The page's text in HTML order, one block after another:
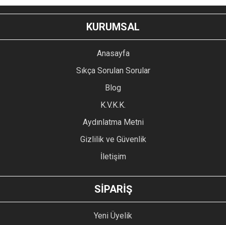
YORUM YAZ
Bu ürünün fiyat bilgisi, resim, ürün açıklamalarında ve diğer
konularda yetersiz gördüğünüz noktaları öneri formunu
kullanarak tarafımıza iletebilirsiniz.
Ürün resmi kalitesiz, bozuk veya görüntülenemiyor.
Ürün açıklamasında eksik bilgiler bulunuyor.
Ürün bilgilerinde hatalar bulunuyor.
Ürün fiyatı diğer sitelerden daha pahalı.
GÖNDER
KURUMSAL
Anasayfa
Sıkça Sorulan Sorular
Blog
K.V.K.K.
Aydınlatma Metni
Gizlilik ve Güvenlik
İletişim
SİPARİŞ
Yeni Üyelik